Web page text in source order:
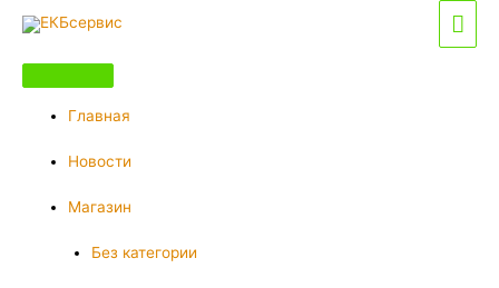
Перейти
содержимому
Главная
Новости
Магазин
Без категории